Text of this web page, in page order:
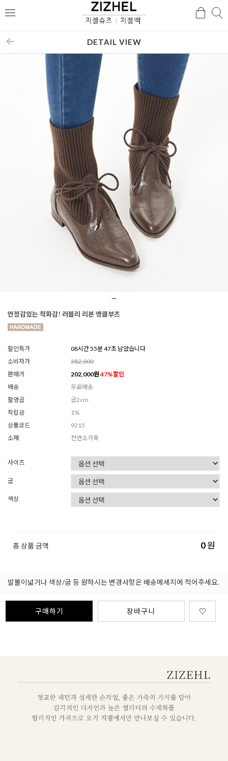
메
검
DETAIL VIEW
안정감있는 착화감! 러블리 리본 앵클부츠
할인특가
08시간 55분 45초 남았습니다
소비자가
382,000
판매가
202,000원47%할인
배송
무료배송
촬영굽
굽2cm
적립금
1%
상품코드
9215
소재
천연소가죽
사이즈
굽
색상
총 상품 금액 0원
발볼이넓거나 색상/굽 등 원하시는 변경사항은 배송메세지에 적어주세요.
구매하기 장바구니 ♡